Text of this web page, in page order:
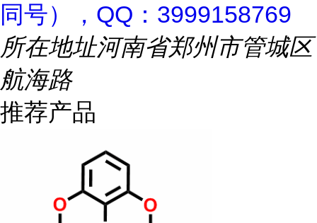
同号），QQ：3999158769
所在地址河南省郑州市管城区
航海路
推荐产品